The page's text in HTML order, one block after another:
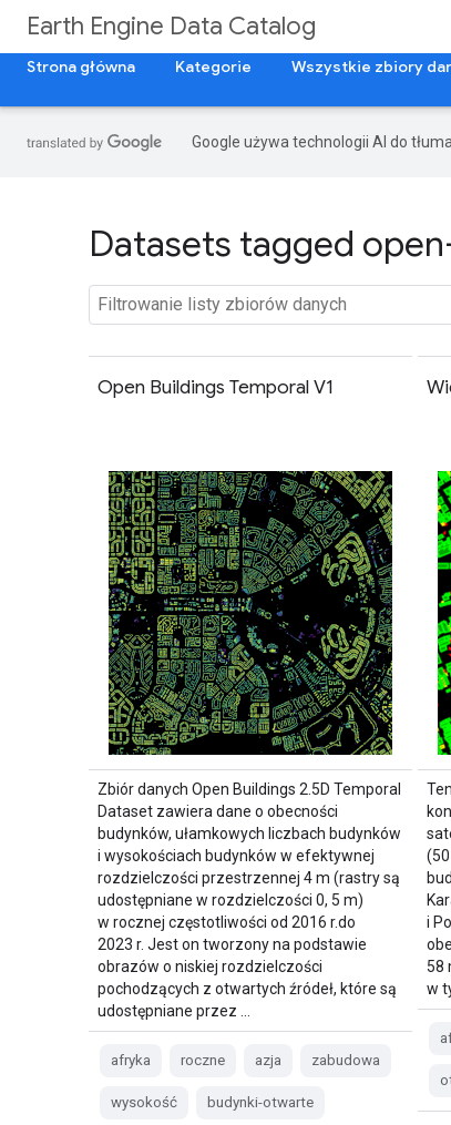
Earth Engine Data Catalog
Strona główna
Kategorie Wszystkie zbiory
Google używa technologii AI do
Datasets tagged
Open Buildings Temporal V1
Zbiór danych Open Buildings 2.5D Temporal
Dataset zawiera dane o obecności
budynków, ułamkowych liczbach budynków
i wysokościach budynków w efektywnej
rozdzielczości przestrzennej 4 m (rastry są
udostępniane w rozdzielczości 0, 5 m)
w rocznej częstotliwości od 2016 r.do
2023 r. Jest on tworzony na podstawie
obrazów o niskiej rozdzielczości
pochodzących z otwartych źródeł, które są
udostępniane przez …
afryka roczne azja zabudowa
wysokość budynki-otwarte
i
58
w